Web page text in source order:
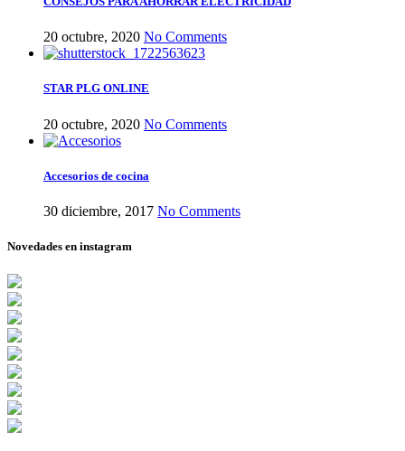
20 octubre, 2020 No Comments
STAR PLG ONLINE
20 octubre, 2020 No Comments
Accesorios de cocina
30 diciembre, 2017 No Comments
Novedades en instagram